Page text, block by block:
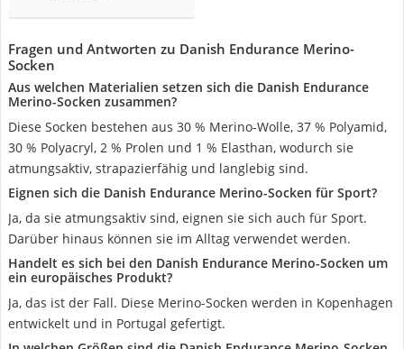
Fragen und Antworten zu Danish Endurance Merino-
Socken
Aus welchen Materialien setzen sich die Danish Endurance
Merino-Socken zusammen?
Diese Socken bestehen aus 30 % Merino-Wolle, 37 % Polyamid,
30 % Polyacryl, 2 % Prolen und 1 % Elasthan, wodurch sie
atmungsaktiv, strapazierfähig und langlebig sind.
Eignen sich die Danish Endurance Merino-Socken für Sport?
Ja, da sie atmungsaktiv sind, eignen sie sich auch für Sport.
Darüber hinaus können sie im Alltag verwendet werden.
Handelt es sich bei den Danish Endurance Merino-Socken um
ein europäisches Produkt?
Ja, das ist der Fall. Diese Merino-Socken werden in Kopenhagen
entwickelt und in Portugal gefertigt.